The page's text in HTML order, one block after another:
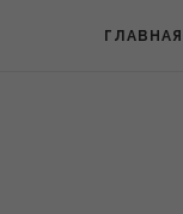
ГЛАВНАЯ